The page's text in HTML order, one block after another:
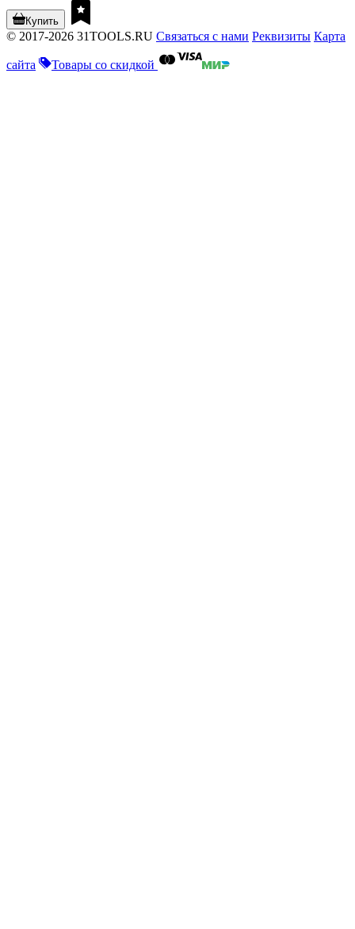
Купить
© 2017-2026 31TOOLS.RU Связаться с нами Реквизиты Карта
сайта Товары со скидкой